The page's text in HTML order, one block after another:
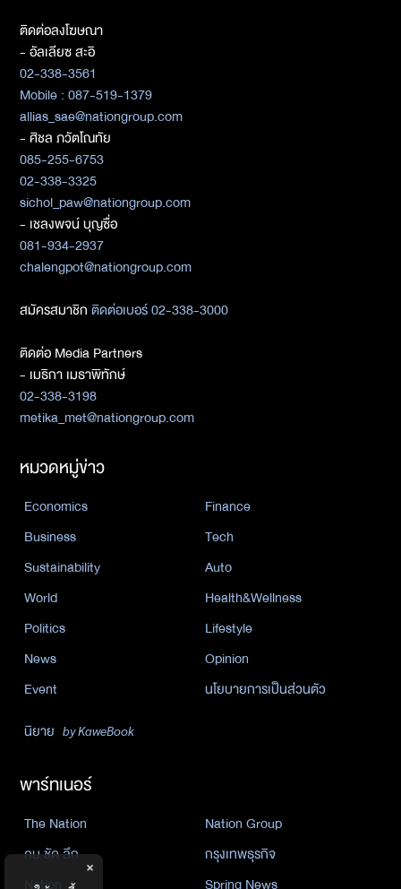
ติดต่อลงโฆษณา
- อัลเลียซ สะอิ
02-338-3561
Mobile : 087-519-1379
allias_sae@nationgroup.com
- ศิชล ภวัตโณทัย
085-255-6753
02-338-3325
sichol_paw@nationgroup.com
- เชลงพจน์ บุญซื่อ
081-934-2937
chalengpot@nationgroup.com
สมัครสมาชิกติดต่อเบอร์ 02-338-3000
ติดต่อ Media Partners
- เมธิกา เมธาพิทักษ์
02-338-3198
metika_met@nationgroup.com
หมวดหมู่ข่าว
Economics
Finance
Business
Tech
Sustainability
Auto
World
Health&Wellness
Politics
Lifestyle
News
Opinion
Event
นโยบายการเป็นส่วนตัว
นิยาย by KaweBook
พาร์ทเนอร์
The Nation
Nation Group
คม ชัด ลึก
กรุงเทพธุรกิจ
Nation
Spring News
×